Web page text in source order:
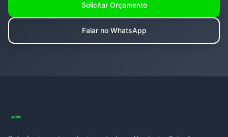
Solicitar Orçamento
Falar no WhatsApp